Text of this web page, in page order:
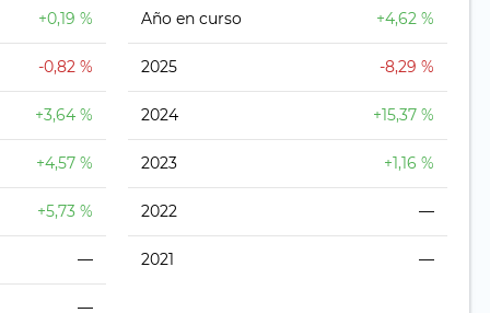
+0,19 %
-0,82 %
+3,64 %
+4,57 %
+5,73 %
—
—
Año en curso +4,62 %
2025 -8,29 %
2024 +15,37 %
2023 +1,16 %
2022 —
2021 —